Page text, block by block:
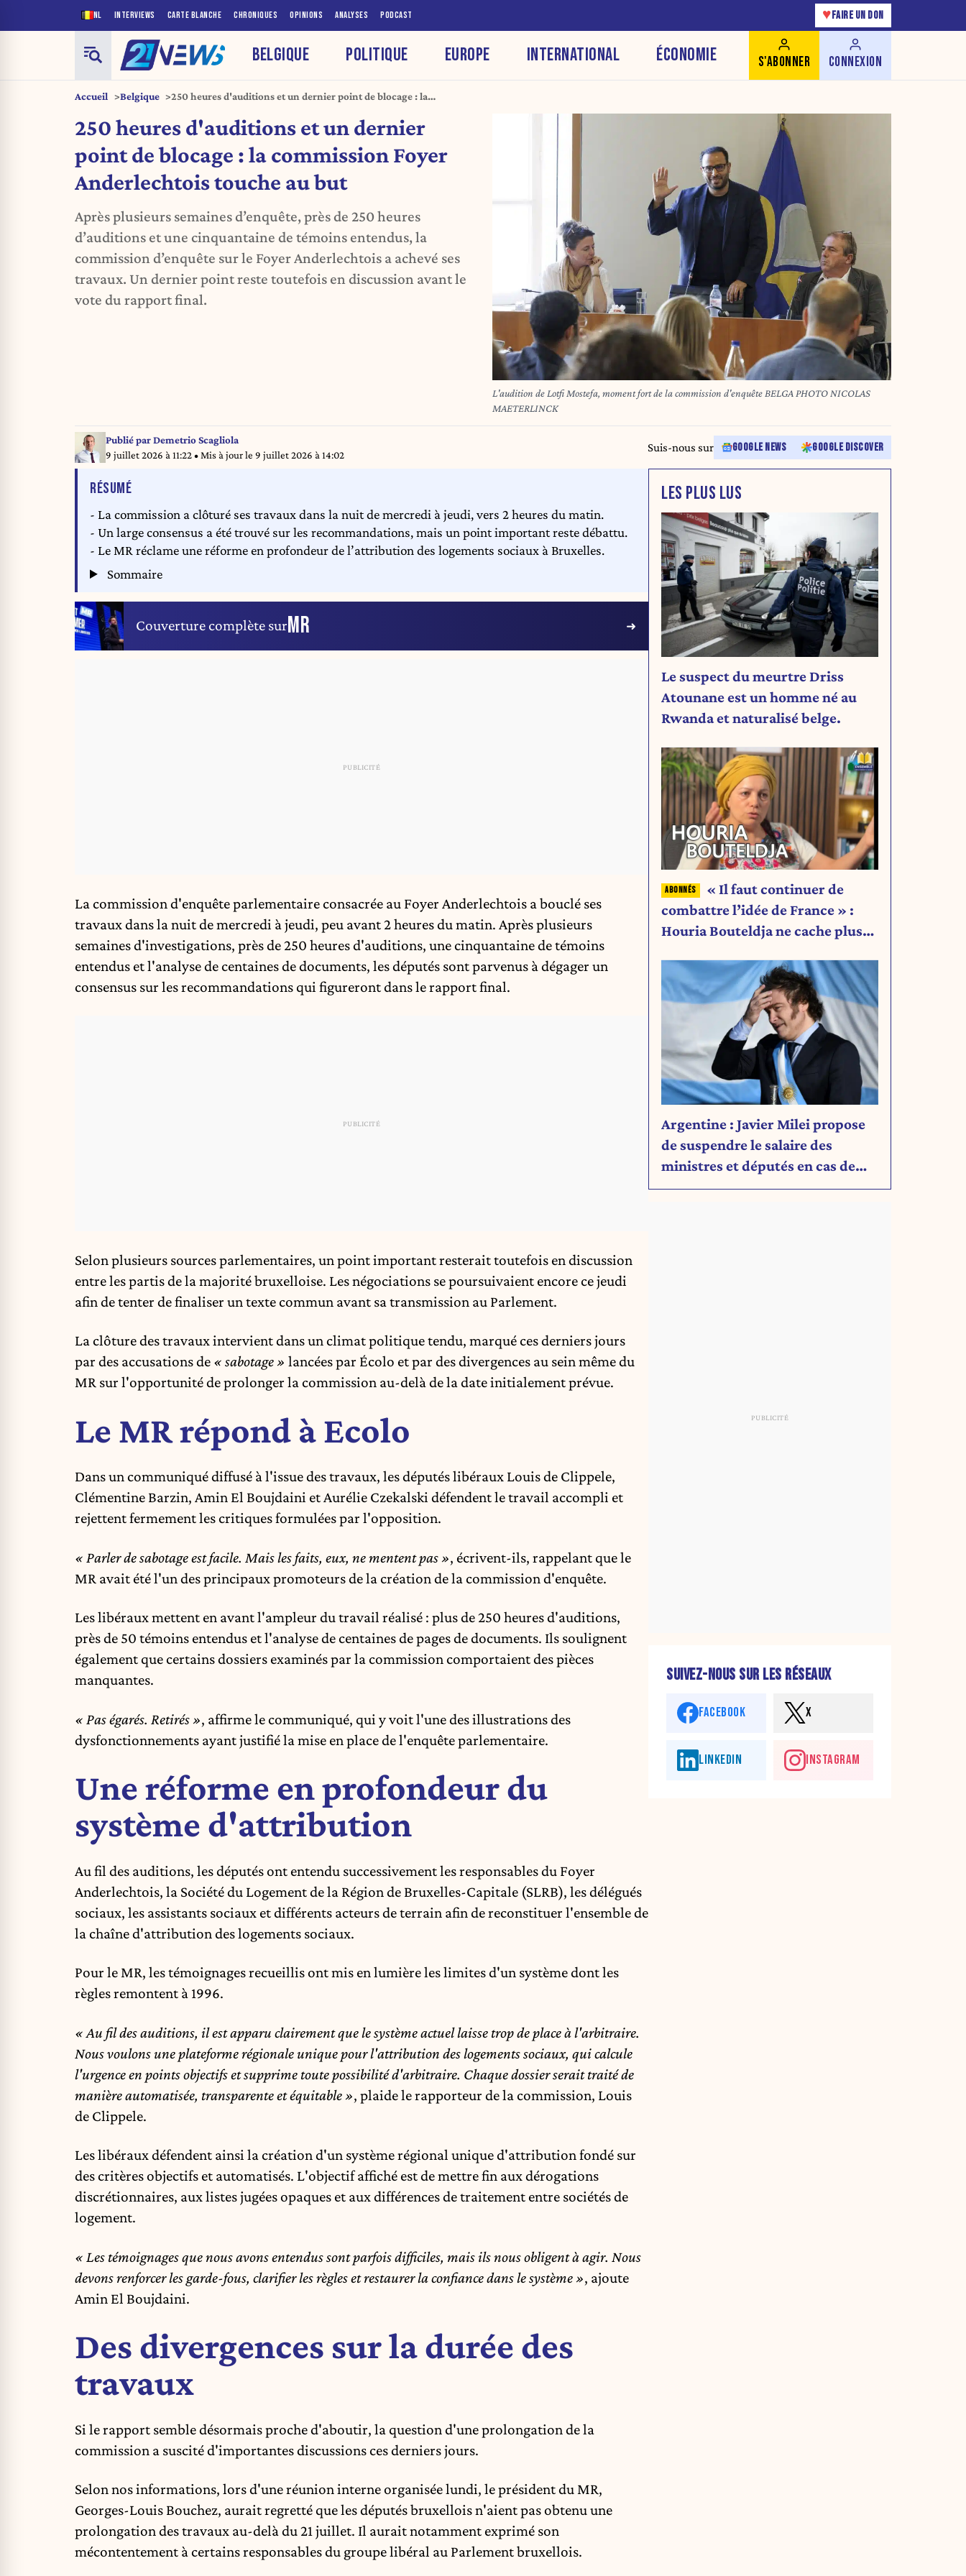
NL INTERVIEWS CARTE BLANCHE CHRONIQUES OPINIONS ANALYSES PODCAST ♥ FAIRE UN DON
BELGIQUE POLITIQUE EUROPE INTERNATIONAL ÉCONOMIE S'ABONNER CONNEXION
Accueil Belgique
250 heures d'auditions et un dernier point de blocage : la
250 heures d'auditions et un dernier
point de blocage : la commission Foyer
Anderlechtois touche au but
Après plusieurs semaines d’enquête, près de 250 heures
d’auditions et une cinquantaine de témoins entendus, la
commission d’enquête sur le Foyer Anderlechtois a achevé ses
travaux. Un dernier point reste toutefois en discussion avant le
vote du rapport final.
L'audition de Lotfi Mostefa, moment fort de la commission d'enquête BELGA PHOTO NICOLAS
MAETERLINCK
Publié parDemetrio Scagliola
9 juillet 2026 à 11:22• Mis à jour le 9 juillet 2026 à 14:02
Suis-nous sur GOOGLE NEWS GOOGLE DISCOVER
RÉSUMÉDE L'ARTICLE
- La commission a clôturé ses travaux dans la nuit de mercredi à jeudi, vers 2 heures du matin.
- Un large consensus a été trouvé sur les recommandations, mais un point important reste débattu.
- Le MR réclame une réforme en profondeur de l’attribution des logements sociaux à Bruxelles.
Sommaire
Couverture complète surMR
La commission d'enquête parlementaire consacrée au Foyer Anderlechtois a bouclé ses
travaux dans la nuit de mercredi à jeudi, peu avant 2 heures du matin. Après plusieurs
semaines d'investigations, près de 250 heures d'auditions, une cinquantaine de témoins
entendus et l'analyse de centaines de documents, les députés sont parvenus à dégager un
consensus sur les recommandations qui figureront dans le rapport final.
Selon plusieurs sources parlementaires, un point important resterait toutefois en discussion
entre les partis de la majorité bruxelloise. Les négociations se poursuivaient encore ce jeudi
afin de tenter de finaliser un texte commun avant sa transmission au Parlement.
La clôture des travaux intervient dans un climat politique tendu, marqué ces derniers jours
par des accusations de « sabotage » lancées par Écolo et par des divergences au sein même du
MR sur l'opportunité de prolonger la commission au-delà de la date initialement prévue.
Le MR répond à Ecolo
Dans un communiqué diffusé à l'issue des travaux, les députés libéraux Louis de Clippele,
Clémentine Barzin, Amin El Boujdaini et Aurélie Czekalski défendent le travail accompli et
rejettent fermement les critiques formulées par l'opposition.
« Parler de sabotage est facile. Mais les faits, eux, ne mentent pas », écrivent-ils, rappelant que le
MR avait été l'un des principaux promoteurs de la création de la commission d'enquête.
Les libéraux mettent en avant l'ampleur du travail réalisé : plus de 250 heures d'auditions,
près de 50 témoins entendus et l'analyse de centaines de pages de documents. Ils soulignent
également que certains dossiers examinés par la commission comportaient des pièces
manquantes.
« Pas égarés. Retirés », affirme le communiqué, qui y voit l'une des illustrations des
dysfonctionnements ayant justifié la mise en place de l'enquête parlementaire.
Une réforme en profondeur du
système d'attribution
Au fil des auditions, les députés ont entendu successivement les responsables du Foyer
Anderlechtois, la Société du Logement de la Région de Bruxelles-Capitale (SLRB), les délégués
sociaux, les assistants sociaux et différents acteurs de terrain afin de reconstituer l'ensemble de
la chaîne d'attribution des logements sociaux.
Pour le MR, les témoignages recueillis ont mis en lumière les limites d'un système dont les
règles remontent à 1996.
« Au fil des auditions, il est apparu clairement que le système actuel laisse trop de place à l'arbitraire.
Nous voulons une plateforme régionale unique pour l'attribution des logements sociaux, qui calcule
l'urgence en points objectifs et supprime toute possibilité d'arbitraire. Chaque dossier serait traité de
manière automatisée, transparente et équitable », plaide le rapporteur de la commission, Louis
de Clippele.
Les libéraux défendent ainsi la création d'un système régional unique d'attribution fondé sur
des critères objectifs et automatisés. L'objectif affiché est de mettre fin aux dérogations
discrétionnaires, aux listes jugées opaques et aux différences de traitement entre sociétés de
logement.
« Les témoignages que nous avons entendus sont parfois difficiles, mais ils nous obligent à agir. Nous
devons renforcer les garde-fous, clarifier les règles et restaurer la confiance dans le système », ajoute
Amin El Boujdaini.
Des divergences sur la durée des
travaux
Si le rapport semble désormais proche d'aboutir, la question d'une prolongation de la
commission a suscité d'importantes discussions ces derniers jours.
Selon nos informations, lors d'une réunion interne organisée lundi, le président du MR,
Georges-Louis Bouchez, aurait regretté que les députés bruxellois n'aient pas obtenu une
prolongation des travaux au-delà du 21 juillet. Il aurait notamment exprimé son
mécontentement à certains responsables du groupe libéral au Parlement bruxellois.
LES PLUS LUS
Le suspect du meurtre Driss
Atounane est un homme né au
Rwanda et naturalisé belge.
« Il faut continuer de
combattre l’idée de France » :
Houria Bouteldja ne cache plus
Argentine : Javier Milei propose
de suspendre le salaire des
ministres et députés en cas de
déficit budgétaire
SUIVEZ-NOUS SUR LES RÉSEAUX
FACEBOOK X
LINKEDIN INSTAGRAM